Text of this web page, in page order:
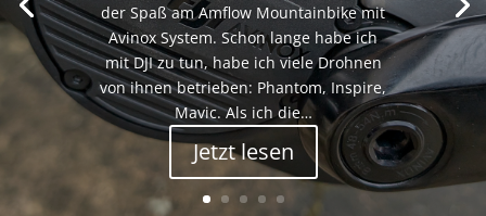
der Spaß am Amflow Mountainbike mit
Avinox System. Schon lange habe ich
mit DJI zu tun, habe ich viele Drohnen
von ihnen betrieben: Phantom, Inspire,
Mavic. Als ich die…
Jetzt lesen